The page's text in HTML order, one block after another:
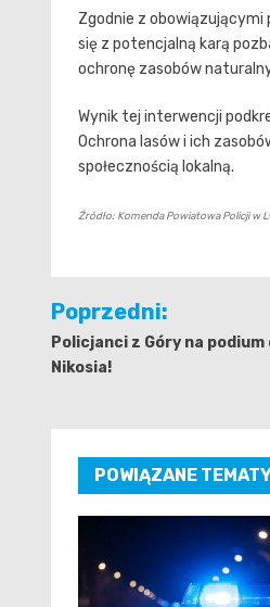
Zgodnie z obowiązującymi
się z potencjalną karą
ochronę zasobów
Wynik tej interwencji
Ochrona lasów i ich
społecznością lokalną.
Źródło: Komenda Powiatowa Policji w
Nawigacja
wpisu
Poprzedni:
Policjanci z Góry na
Nikosia!
POWIĄZANE